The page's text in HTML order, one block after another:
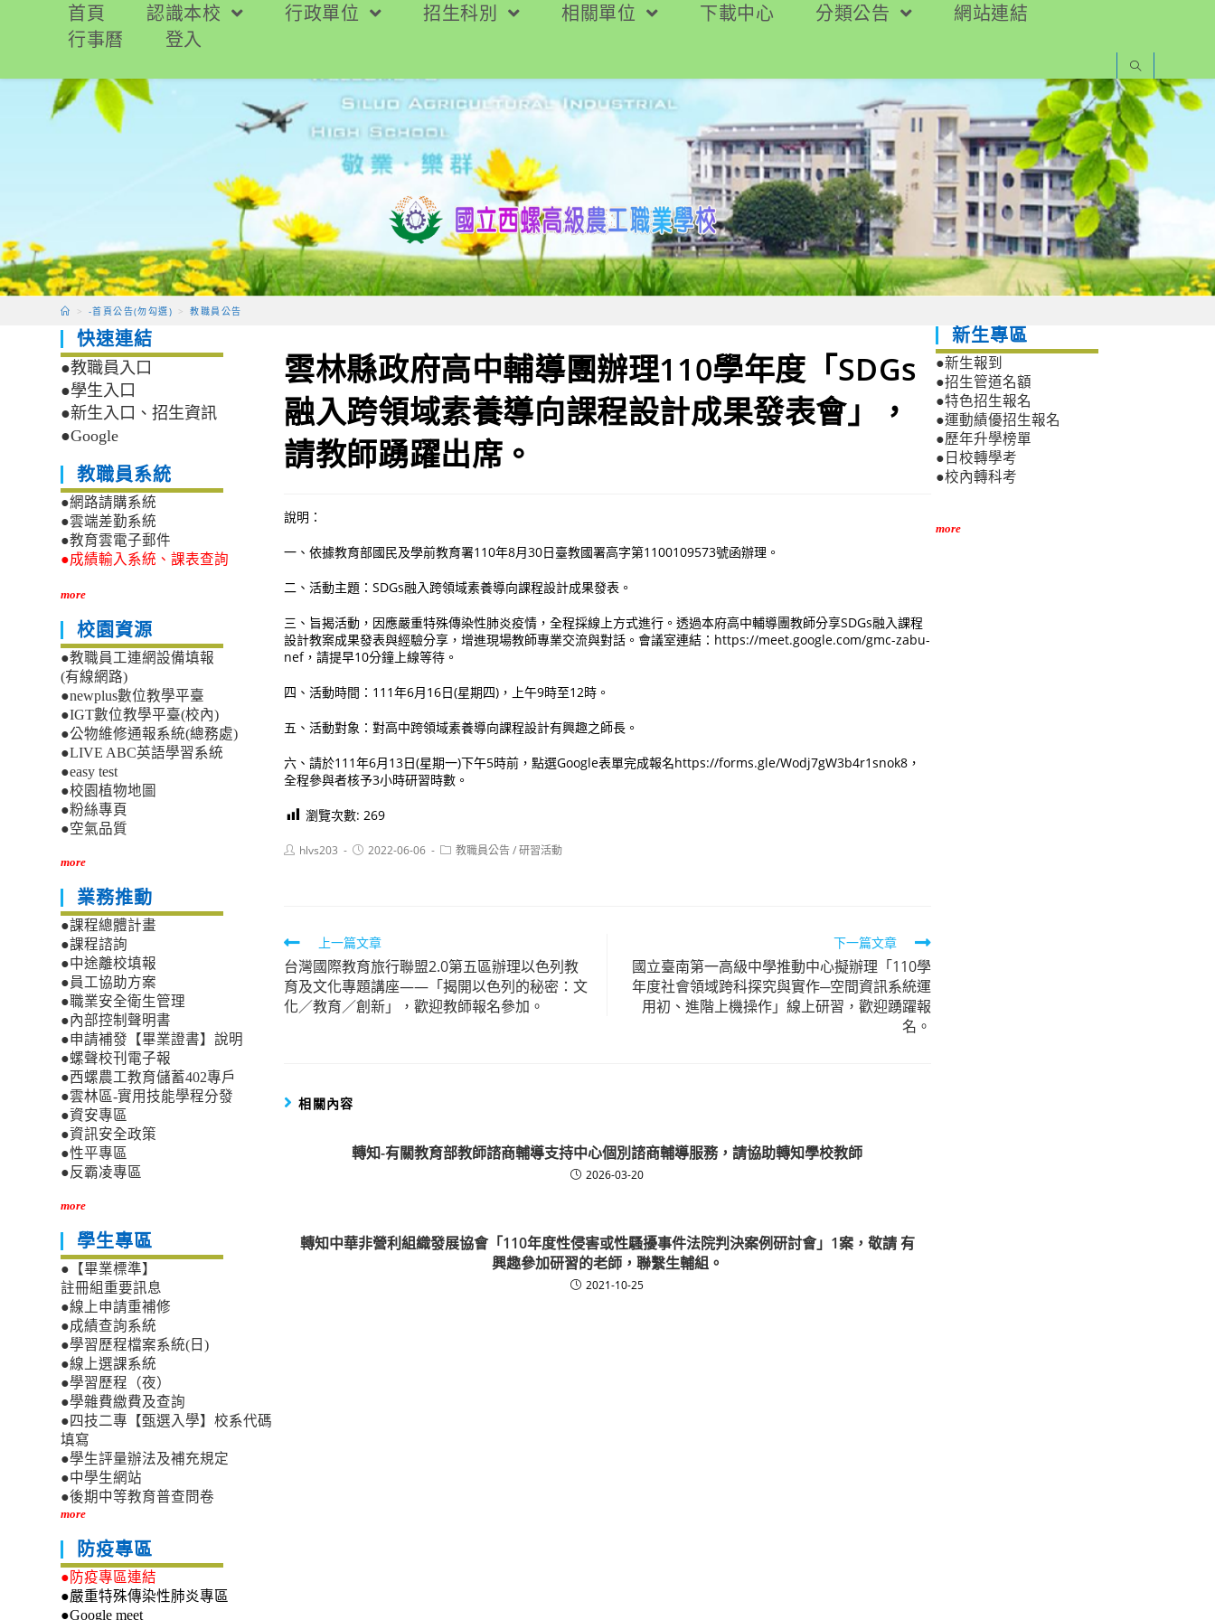
要
首頁 認識本校 行政單位 招生科別 相關單位 下載中心 分類公告
網站連結
行事曆
登入
> -首頁公告(勿勾選) > 教職員公告
雲林縣政府高中輔導團辦理110學年度「SDGs
融入跨領域素養導向課程設計成果發表會」，
請教師踴躍出席。
說明：
一、依據教育部國民及學前教育署110年8月30日臺教國署高字第1100109573號函辦理。
二、活動主題：SDGs融入跨領域素養導向課程設計成果發表。
三、旨揭活動，因應嚴重特殊傳染性肺炎疫情，全程採線上方式進行。透過本府高中輔導團教師分享SDGs融入課程
設計教案成果發表與經驗分享，增進現場教師專業交流與對話。會議室連結：https://meet.google.com/gmc-zabu-
nef，請提早10分鐘上線等待。
四、活動時間：111年6月16日(星期四)，上午9時至12時。
五、活動對象：對高中跨領域素養導向課程設計有興趣之師長。
六、請於111年6月13日(星期一)下午5時前，點選Google表單完成報名https://forms.gle/Wodj7gW3b4r1snok8，
全程參與者核予3小時研習時數。
瀏覽次數: 269
Posthlvs203
Post2022-06-06
Post教職員公告/研習活動
Read
more
articles
上一篇文章
台灣國際教育旅行聯盟2.0第五區辦理以色列教
育及文化專題講座——「揭開以色列的秘密：文
化／教育／創新」，歡迎教師報名參加。
下一篇文章
國立臺南第一高級中學推動中心擬辦理「110學
年度社會領域跨科探究與實作─空間資訊系統運
用初、進階上機操作」線上研習，歡迎踴躍報
名。
相關內容
轉知-有關教育部教師諮商輔導支持中心個別諮商輔導服務，請協助轉知學校教師
2026-03-20
轉知中華非營利組織發展協會「110年度性侵害或性騷擾事件法院判決案例研討會」1案，敬請 有
興趣參加研習的老師，聯繫生輔組。
2021-10-25
快速連結
●教職員入口
●學生入口
●新生入口、招生資訊
●Google
教職員系統
●網路請購系統
●雲端差勤系統
●教育雲電子郵件
●成績輸入系統、課表查詢
more
校園資源
●教職員工連網設備填報
(有線網路)
●newplus數位教學平臺
●IGT數位教學平臺(校內)
●公物維修通報系統(總務處)
●LIVE ABC英語學習系統
●easy test
●校園植物地圖
●粉絲專頁
●空氣品質
more
業務推動
●課程總體計畫
●課程諮詢
●中途離校填報
●員工協助方案
●職業安全衛生管理
●內部控制聲明書
●申請補發【畢業證書】說明
●螺聲校刊電子報
●西螺農工教育儲蓄402專戶
●雲林區-實用技能學程分發
●資安專區
●資訊安全政策
●性平專區
●反霸凌專區
more
學生專區
●【畢業標準】
註冊組重要訊息
●線上申請重補修
●成績查詢系統
●學習歷程檔案系統(日)
●線上選課系統
●學習歷程（夜）
●學雜費繳費及查詢
●四技二專【甄選入學】校系代碼
填寫
●學生評量辦法及補充規定
●中學生網站
●後期中等教育普查問卷
more
防疫專區
●防疫專區連結
●嚴重特殊傳染性肺炎專區
●Google meet
新生專區
●新生報到
●招生管道名額
●特色招生報名
●運動績優招生報名
●歷年升學榜單
●日校轉學考
●校內轉科考
more